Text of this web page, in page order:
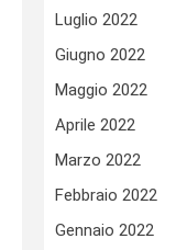
Luglio 2022
Giugno 2022
Maggio 2022
Aprile 2022
Marzo 2022
Febbraio 2022
Gennaio 2022